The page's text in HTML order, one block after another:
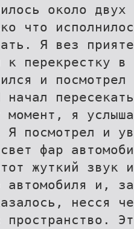
около
что
Я вез
к перекрестку
и
я
Я посмотрел и
свет фар
жуткий звук
автомобиля и,
несся
пространство.